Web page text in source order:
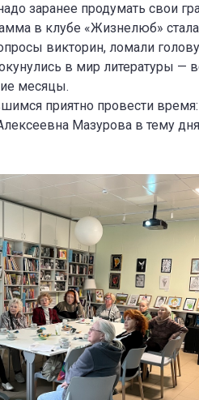
заранее продумать свои
в клубе «Жизнелюб»
викторин, ломали
в мир литературы —
месяцы.
приятно провести
Мазурова в тему